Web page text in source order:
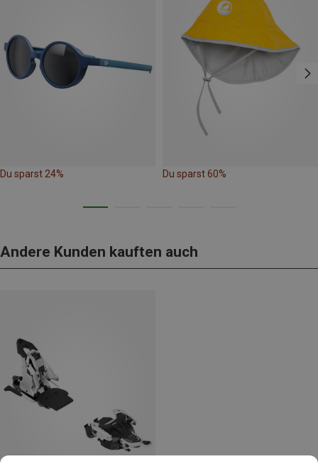
Du sparst 24% Du sparst 60%
Andere Kunden kauften auch